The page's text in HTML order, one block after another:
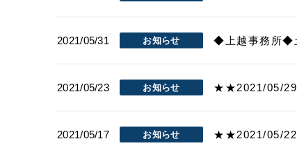
2021/05/31 お知らせ ◆上越事務所◆
2021/05/23 お知らせ ★★2021/05/29
2021/05/17 お知らせ ★★2021/05/22